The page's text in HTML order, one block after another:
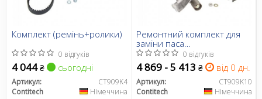
Комплект (ремінь+ролики)
0 відгуків
4 044₴ сьогодні
Артикул:
CT909K4
Contitech
Німеччина
Ремонтний комплект для
заміни паса
газорозподільчого
механізму
0 відгуків
4 869 - 5 413 ₴ від 0 дн.
Артикул:
CT909K10
Contitech
Німеччина